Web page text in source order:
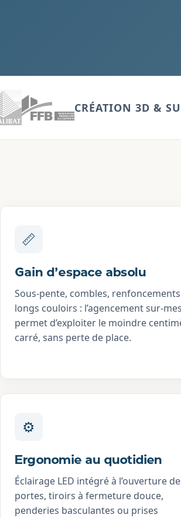
CRÉATION 3D &
📏
Gain d’espace absolu
Sous-pente, combles,
longs couloirs : l’agencement sur-
permet d’exploiter le moindre
carré, sans perte de place.
⚙️
Ergonomie au quotidien
Éclairage LED intégré à l’ouverture
portes, tiroirs à fermeture douce,
penderies basculantes ou prises